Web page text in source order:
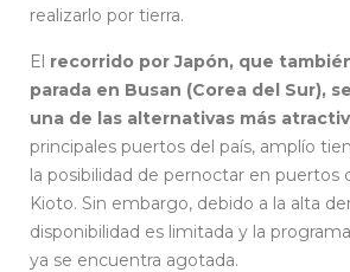
realizarlo por tierra.
El recorrido por Japón, que
parada en Busan (Corea del Sur),
una de las alternativas más
principales puertos del país, amplío
la posibilidad de pernoctar en puertos
Kioto. Sin embargo, debido a la alta
disponibilidad es limitada y la
ya se encuentra agotada.